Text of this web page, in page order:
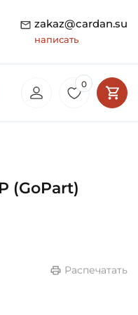
zakaz@cardan.su
написать
0
(GoPart)
Распечатать